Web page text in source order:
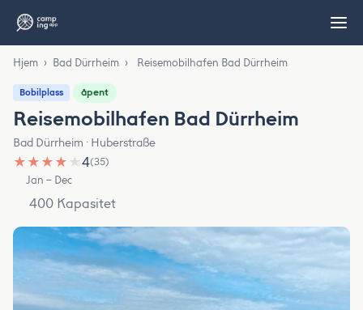
Hjem › Bad Dürrheim › Reisemobilhafen Bad Dürrheim
Bobilplass åpent
Reisemobilhafen Bad Dürrheim
Bad Dürrheim · Huberstraße
★ ★ ★ ★ ★4(35)
Jan – Dec
400 Kapasitet